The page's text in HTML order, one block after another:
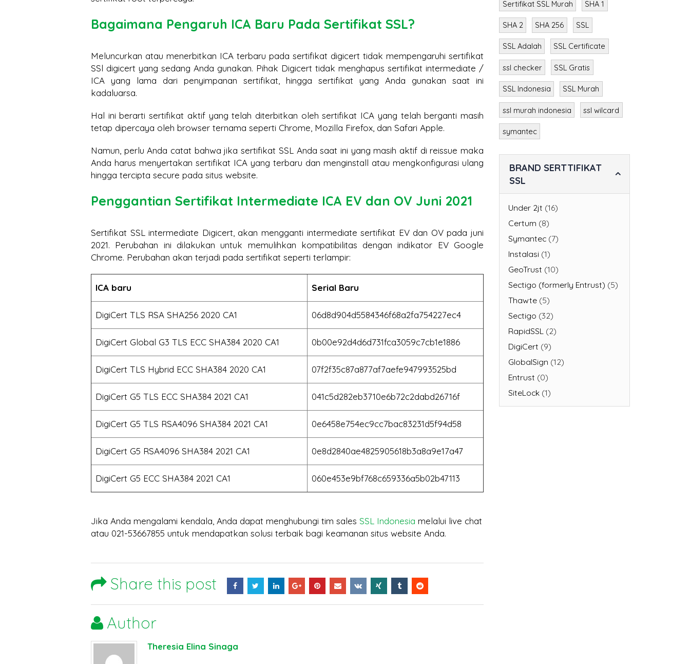
Bagaimana Pengaruh ICA Baru Pada Sertifikat SSL?
Meluncurkan atau menerbitkan ICA terbaru pada sertifikat digicert tidak mempengaruhi sertifikat
SSl digicert yang sedang Anda gunakan. Pihak Digicert tidak menghapus sertifikat intermediate /
ICA yang lama dari penyimpanan sertifikat, hingga sertifikat yang Anda gunakan saat ini
kadaluarsa.
Hal ini berarti sertifikat aktif yang telah diterbitkan oleh sertifikat ICA yang telah berganti masih
tetap dipercaya oleh browser ternama seperti Chrome, Mozilla Firefox, dan Safari Apple.
Namun, perlu Anda catat bahwa jika sertifikat SSL Anda saat ini yang masih aktif di reissue maka
Anda harus menyertakan sertifikat ICA yang terbaru dan menginstall atau mengkonfigurasi ulang
hingga tercipta secure pada situs website.
Penggantian Sertifikat Intermediate ICA EV dan OV Juni 2021
Sertifikat SSL intermediate Digicert, akan mengganti intermediate sertifikat EV dan OV pada juni
2021. Perubahan ini dilakukan untuk memulihkan kompatibilitas dengan indikator EV Google
Chrome. Perubahan akan terjadi pada sertifikat seperti terlampir:
ICA baru Serial Baru
DigiCert TLS RSA SHA256 2020 CA1 06d8d904d5584346f68a2fa754227ec4
DigiCert Global G3 TLS ECC SHA384 2020 CA1 0b00e92d4d6d731fca3059c7cb1e1886
DigiCert TLS Hybrid ECC SHA384 2020 CA1 07f2f35c87a877af7aefe947993525bd
DigiCert G5 TLS ECC SHA384 2021 CA1 041c5d282eb3710e6b72c2dabd26716f
DigiCert G5 TLS RSA4096 SHA384 2021 CA1 0e6458e754ec9cc7bac83231d5f94d58
DigiCert G5 RSA4096 SHA384 2021 CA1 0e8d2840ae4825905618b3a8a9e17a47
DigiCert G5 ECC SHA384 2021 CA1 060e453e9bf768c659336a5b02b47113
Jika Anda mengalami kendala, Anda dapat menghubungi tim sales SSL Indonesia melalui live chat
atau 021-53667855 untuk mendapatkan solusi terbaik bagi keamanan situs website Anda.
Share this post
Author
Theresia Elina Sinaga
Sertifikat SSL Murah SHA 1
SHA 2 SHA 256 SSL
SSL Adalah SSL Certificate
ssl checker SSL Gratis
SSL Indonesia SSL Murah
ssl murah indonesia
BRAND SERTTIFIKAT
SSL
Under 2jt (16)
Certum (8)
Symantec (7)
Instalasi (1)
GeoTrust (10)
Sectigo (formerly Entrust)
Thawte (5)
Sectigo (32)
RapidSSL (2)
DigiCert (9)
GlobalSign
Entrust (0)
SiteLock (1)